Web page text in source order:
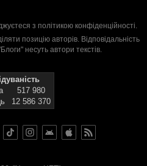
з політикою конфіденційності.
позицію авторів. Відповідальність
несуть автори текстів.
517 980
12 586 370